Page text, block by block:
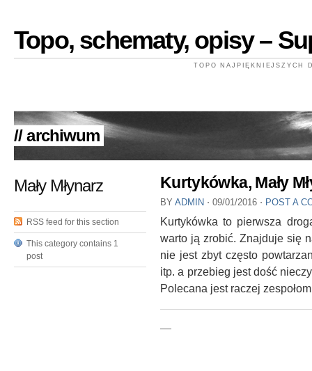
Topo, schematy, opisy –
TOPO NAJPIĘKNIEJSZYCH
// archiwum
Mały Młynarz
RSS feed for this section
This category contains 1
post
Kurtykówka, Mały
BY ADMIN ⋅ 09/01/2016 ⋅ POST A
Kurtykówka to pierwsza
warto ją zrobić. Znajduje się
nie jest zbyt często
itp. a przebieg jest dość
Polecana jest raczej
—